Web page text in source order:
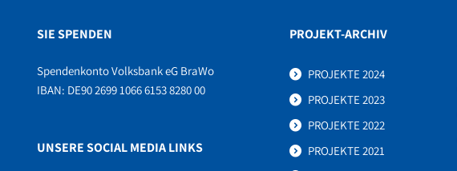
SIE SPENDEN
Spendenkonto Volksbank eG BraWo
IBAN: DE90 2699 1066 6153 8280 00
UNSERE SOCIAL MEDIA LINKS
PROJEKT-ARCHIV
PROJEKTE 2024
PROJEKTE 2023
PROJEKTE 2022
PROJEKTE 2021